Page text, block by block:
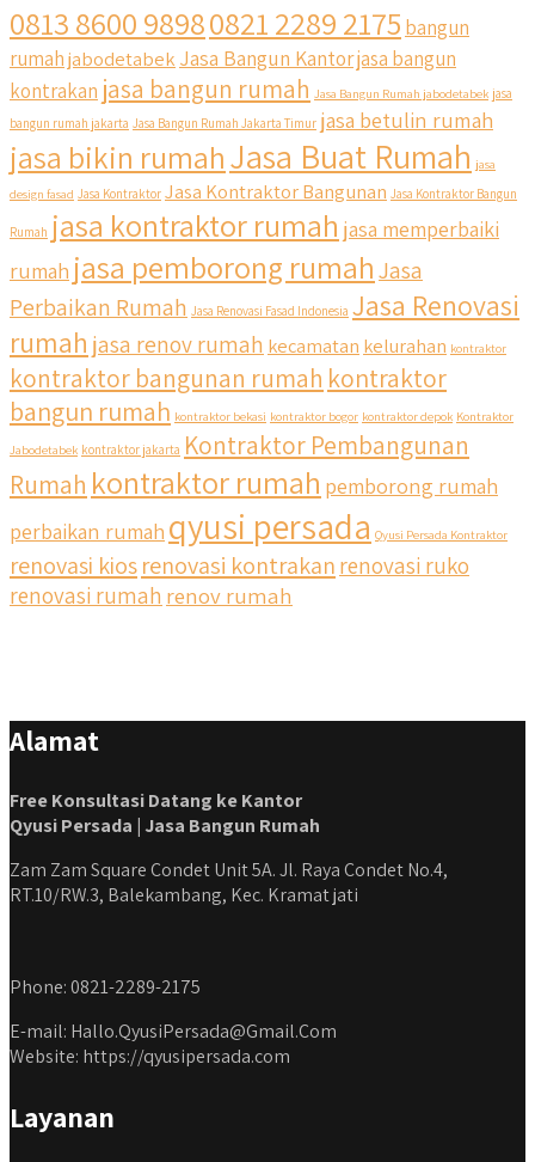
qyusipersada
@qyusipersada 3 years ago
Siapa yang udah masuk List untuk Bangun dan Renovasi
rumah Di @qyusipersada dengan sistem Cicilan ?? 🤗
Untuk informasi lebih lanjut terkait program cicilan ini temen
temen bisa langsung klik link di bio yaa
#jasabangunrumahjakarta #jasarenovasirumahjakarta
#kontraktorjakarta #kontraktorbangunan
#kontraktorbangunanrumah #kontraktorbangunanjakarta
#jasabangunrumahjabodetabek #qyusipersada
0813 8600 98980821 2289 2175 bangun
rumahjabodetabek Jasa Bangun Kantorjasa bangun
kontrakan jasa bangun rumah Jasa Bangun Rumah jabodetabek jasa
bangun rumah jakarta Jasa Bangun Rumah Jakarta Timur jasa betulin rumah
jasa bikin rumahJasa Buat Rumah jasa
design fasad Jasa Kontraktor Jasa Kontraktor Bangunan Jasa Kontraktor Bangun
Rumah jasa kontraktor rumah jasa memperbaiki
rumah jasa pemborong rumahJasa
Perbaikan Rumah Jasa Renovasi Fasad Indonesia Jasa Renovasi
rumah jasa renov rumah kecamatan kelurahan kontraktor
kontraktor bangunan rumah kontraktor
bangun rumah kontraktor bekasi kontraktor bogor kontraktor depok Kontraktor
Jabodetabek kontraktor jakarta Kontraktor Pembangunan
Rumah kontraktor rumah pemborong rumah
perbaikan rumah qyusi persada Qyusi Persada Kontraktor
renovasi kiosrenovasi kontrakanrenovasi ruko
renovasi rumah renov rumah
Alamat
Free Konsultasi Datang ke Kantor
Qyusi Persada | Jasa Bangun Rumah
Zam Zam Square Condet Unit 5A. Jl. Raya Condet No.4,
RT.10/RW.3, Balekambang, Kec. Kramat jati
Phone: 0821-2289-2175
E-mail: Hallo.QyusiPersada@Gmail.Com
Website: https://qyusipersada.com
Layanan